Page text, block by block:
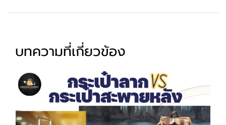
บทความที่เกี่ยวข้อง